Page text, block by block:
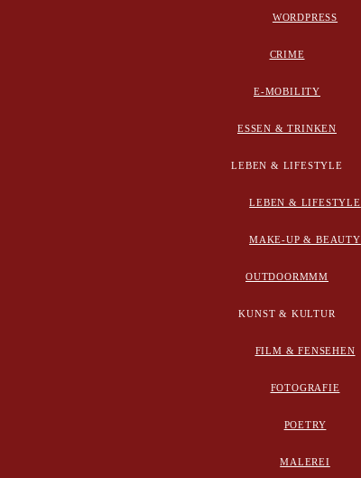
WORDPRESS
CRIME
E-MOBILITY
ESSEN & TRINKEN
LEBEN & LIFESTYLE
LEBEN & LIFESTYLE
MAKE-UP & BEAUTY
OUTDOORMMM
KUNST & KULTUR
FILM & FENSEHEN
FOTOGRAFIE
POETRY
MALEREI